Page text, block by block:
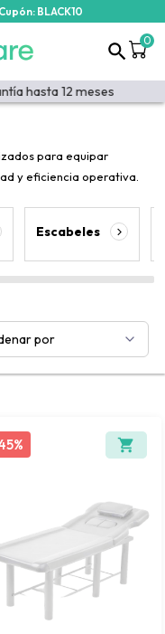
BLACK10
0
hasta 12 meses
para equipar
y eficiencia operativa.
Escabeles
por